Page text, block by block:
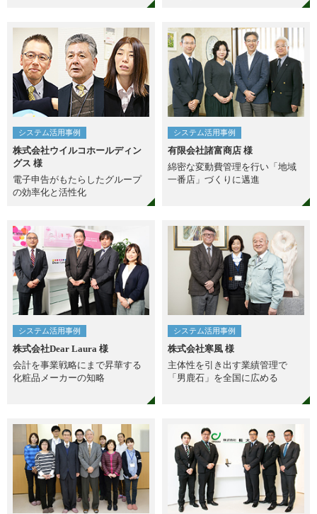
システム活用事例
株式会社ウイルコホールディン
グス 様
電子申告がもたらしたグループ
の効率化と活性化
システム活用事例
有限会社諸富商店 様
綿密な変動費管理を行い「地域
一番店」づくりに邁進
システム活用事例
株式会社Dear Laura 様
会計を事業戦略にまで昇華する
化粧品メーカーの知略
システム活用事例
株式会社寒風 様
主体性を引き出す業績管理で
「男鹿石」を全国に広める